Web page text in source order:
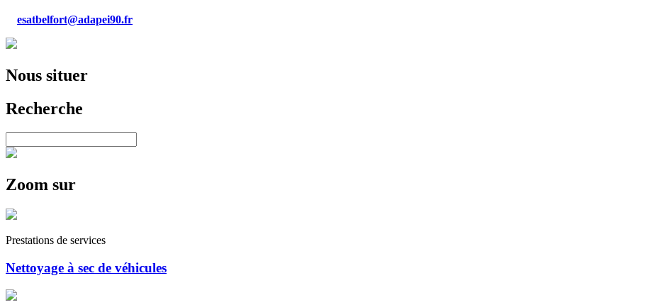
esatbelfort@adapei90.fr
Nous situer
Recherche
Zoom sur
Prestations de services
Nettoyage à sec de véhicules